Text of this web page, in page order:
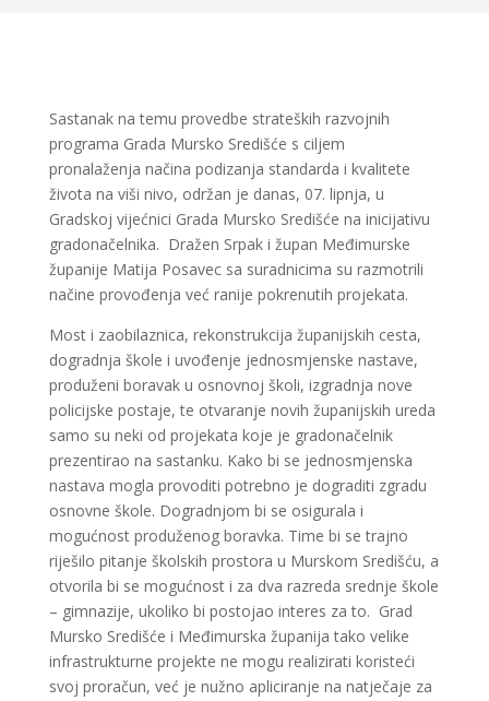
Sastanak na temu provedbe strateških razvojnih
programa Grada Mursko Središće s ciljem
pronalaženja načina podizanja standarda i kvalitete
života na viši nivo, održan je danas, 07. lipnja, u
Gradskoj vijećnici Grada Mursko Središće na inicijativu
gradonačelnika. Dražen Srpak i župan Međimurske
županije Matija Posavec sa suradnicima su razmotrili
načine provođenja već ranije pokrenutih projekata.
Most i zaobilaznica, rekonstrukcija županijskih cesta,
dogradnja škole i uvođenje jednosmjenske nastave,
produženi boravak u osnovnoj školi, izgradnja nove
policijske postaje, te otvaranje novih županijskih ureda
samo su neki od projekata koje je gradonačelnik
prezentirao na sastanku. Kako bi se jednosmjenska
nastava mogla provoditi potrebno je dograditi zgradu
osnovne škole. Dogradnjom bi se osigurala i
mogućnost produženog boravka. Time bi se trajno
riješilo pitanje školskih prostora u Murskom Središću, a
otvorila bi se mogućnost i za dva razreda srednje škole
– gimnazije, ukoliko bi postojao interes za to. Grad
Mursko Središće i Međimurska županija tako velike
infrastrukturne projekte ne mogu realizirati koristeći
svoj proračun, već je nužno apliciranje na natječaje za